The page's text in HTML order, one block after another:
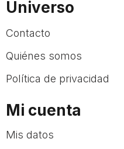
Universo
Contacto
Quiénes somos
Política de privacidad
Mi cuenta
Mis datos